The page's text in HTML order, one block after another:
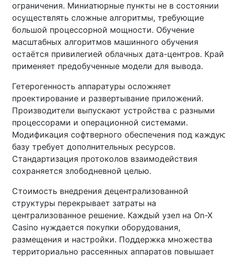
ограничения. Миниатюрные пункты не в состоянии
осуществлять сложные алгоритмы, требующие
большой процессорной мощности. Обучение
масштабных алгоритмов машинного обучения
остаётся привилегией облачных дата-центров. Край
применяет предобученные модели для вывода.
Гетерогенность аппаратуры осложняет
проектирование и развертывание приложений.
Производители выпускают устройства с разными
процессорами и операционной системами.
Модификация софтверного обеспечения под
базу требует дополнительных ресурсов.
Стандартизация протоколов взаимодействия
сохраняется злободневной целью.
Стоимость внедрения децентрализованной
структуры перекрывает затраты на
централизованное решение. Каждый узел на On-X
Casino нуждается покупки оборудования,
размещения и настройки. Поддержка множества
территориально рассеянных аппаратов повышает